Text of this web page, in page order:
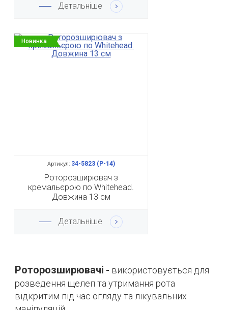
Детальніше
Новинка
Артикул:34-5823 (Р-14)
Роторозширювач з
кремальєрою по Whitehead.
Довжина 13 см
Детальніше
Роторозширювачі - використовується для
розведення щелеп та утримання рота
відкритим під час огляду та лікувальних